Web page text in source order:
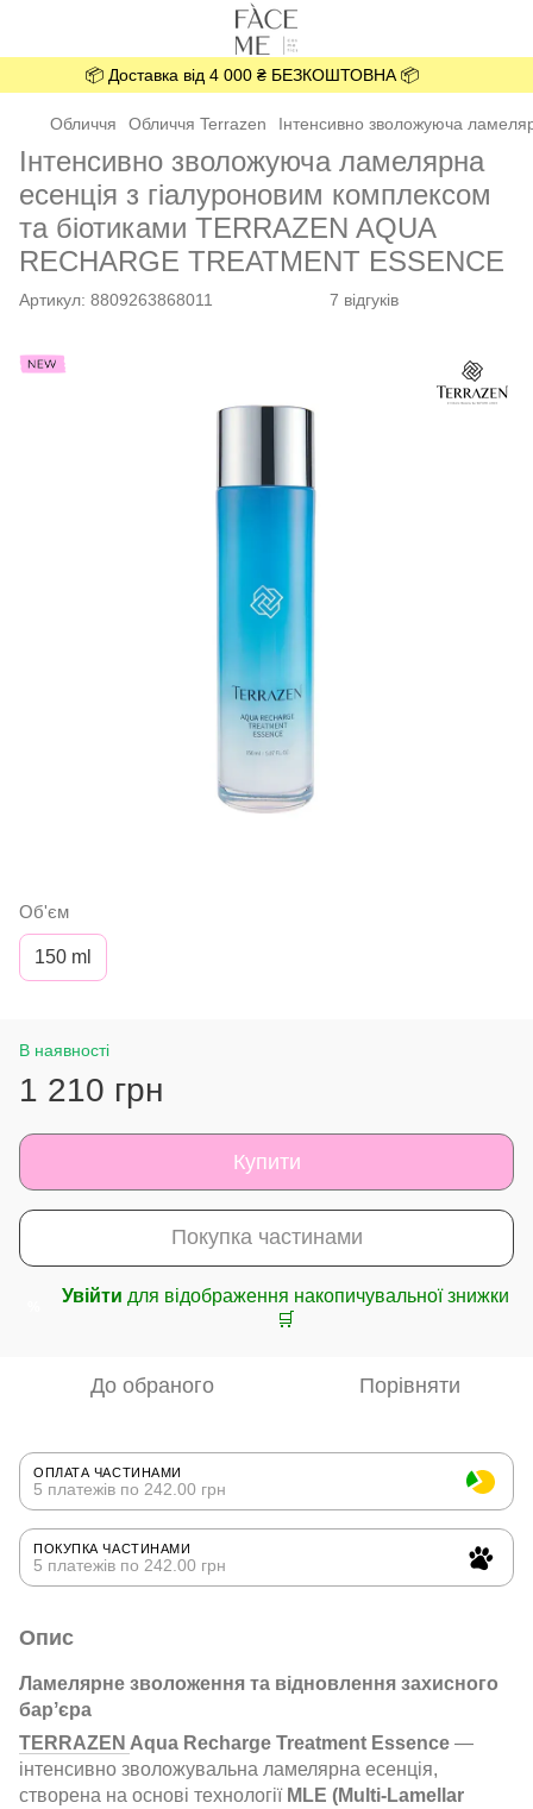
📦 Доставка від 4 000 ₴ БЕЗКОШТОВНА 📦
Обличчя Обличчя Terrazen Інтенсивно зволожуюча
Інтенсивно зволожуюча ламелярна
есенція з гіалуроновим комплексом
та біотиками TERRAZEN AQUA
RECHARGE TREATMENT ESSENCE
Артикул: 8809263868011 7 відгуків
Об'єм
150 ml
В наявності
1 210 грн
Купити
Покупка частинами
Увійти для відображення накопичувальної знижки
🛒
До обраного Порівняти
ОПЛАТА ЧАСТИНАМИ
5 платежів по 242.00 грн
ПОКУПКА ЧАСТИНАМИ
5 платежів по 242.00 грн
Опис
Ламелярне зволоження та відновлення захисного
барʼєра
TERRAZEN Aqua Recharge Treatment Essence —
інтенсивно зволожувальна ламелярна есенція,
створена на основі технології MLE (Multi-Lamellar